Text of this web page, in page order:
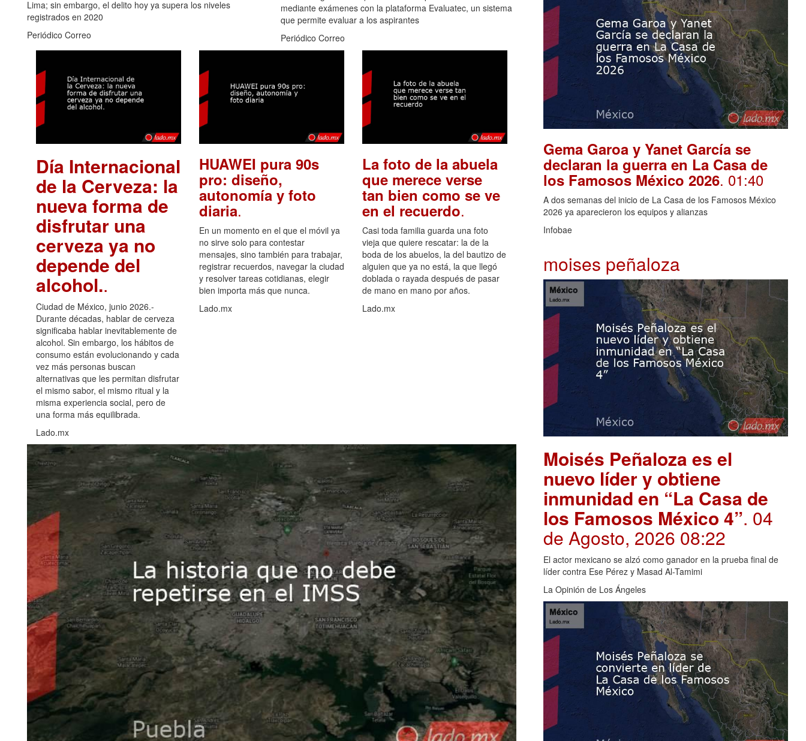
Lima; sin embargo, el delito hoy ya supera los niveles
registrados en 2020
Periódico Correo
mediante exámenes con la plataforma Evaluatec, un sistema
que permite evaluar a los aspirantes
Periódico Correo
Día Internacional
de la Cerveza: la
nueva forma de
disfrutar una
cerveza ya no
depende del
alcohol..
Ciudad de México, junio 2026.-
Durante décadas, hablar de cerveza
significaba hablar inevitablemente de
alcohol. Sin embargo, los hábitos de
consumo están evolucionando y cada
vez más personas buscan
alternativas que les permitan disfrutar
el mismo sabor, el mismo ritual y la
misma experiencia social, pero de
una forma más equilibrada.
Lado.mx
HUAWEI pura 90s
pro: diseño,
autonomía y foto
diaria.
En un momento en el que el móvil ya
no sirve solo para contestar
mensajes, sino también para trabajar,
registrar recuerdos, navegar la ciudad
y resolver tareas cotidianas, elegir
bien importa más que nunca.
Lado.mx
La foto de la abuela
que merece verse
tan bien como se ve
en el recuerdo.
Casi toda familia guarda una foto
vieja que quiere rescatar: la de la
boda de los abuelos, la del bautizo de
alguien que ya no está, la que llegó
doblada o rayada después de pasar
de mano en mano por años.
Lado.mx
Gema Garoa y Yanet García se
declaran la guerra en La Casa de
los Famosos México 2026. 01:40
A dos semanas del inicio de La Casa de los Famosos México
2026 ya aparecieron los equipos y alianzas
Infobae
moises peñaloza
Moisés Peñaloza es el
nuevo líder y obtiene
inmunidad en “La Casa de
los Famosos México 4”. 04
de Agosto, 2026 08:22
El actor mexicano se alzó como ganador en la prueba final de
líder contra Ese Pérez y Masad Al-Tamimi
La Opinión de Los Ángeles